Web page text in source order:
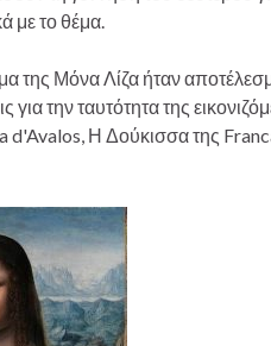
με το θέμα.
της Μόνα Λίζα ήταν
την ταυτότητα της
Η Δούκισσα της